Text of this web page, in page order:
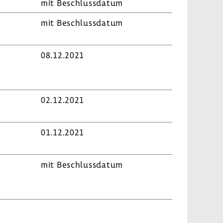
mit Beschluss­datum
mit Beschluss­datum
08.12.2021
02.12.2021
01.12.2021
mit Beschluss­datum